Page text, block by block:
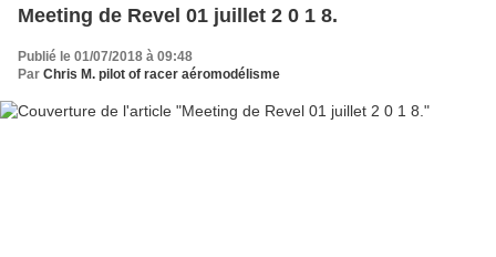
Meeting de Revel 01 juillet 2 0 1 8.
Publié le 01/07/2018 à 09:48
Par Chris M. pilot of racer aéromodélisme